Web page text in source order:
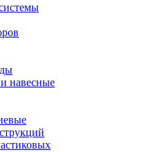
навесные